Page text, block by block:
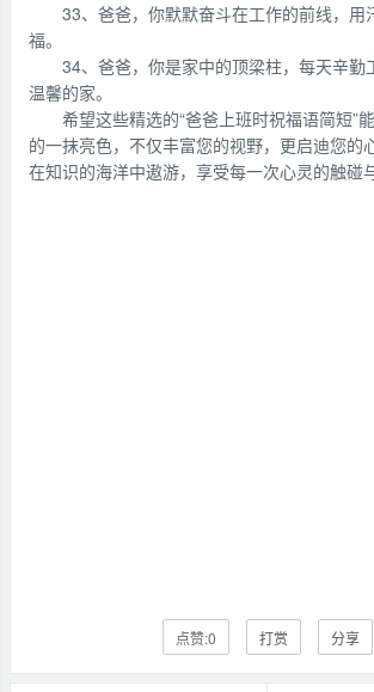
33、爸爸，你默默奋斗在工作的前线，用
福。
34、爸爸，你是家中的顶梁柱，每天辛勤
温馨的家。
希望这些精选的“爸爸上班时祝福语简短”
的一抹亮色，不仅丰富您的视野，更启迪您的
在知识的海洋中遨游，享受每一次心灵的触碰
点赞:0 打赏 分享